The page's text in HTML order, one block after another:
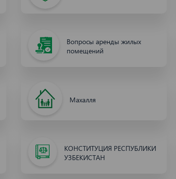
Вопросы аренды жилых
помещений
Махалля
КОНСТИТУЦИЯ РЕСПУБЛИКИ
УЗБЕКИСТАН